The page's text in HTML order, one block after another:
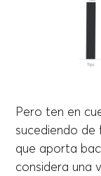
Pero ten en
sucediendo
que aporta
considera una